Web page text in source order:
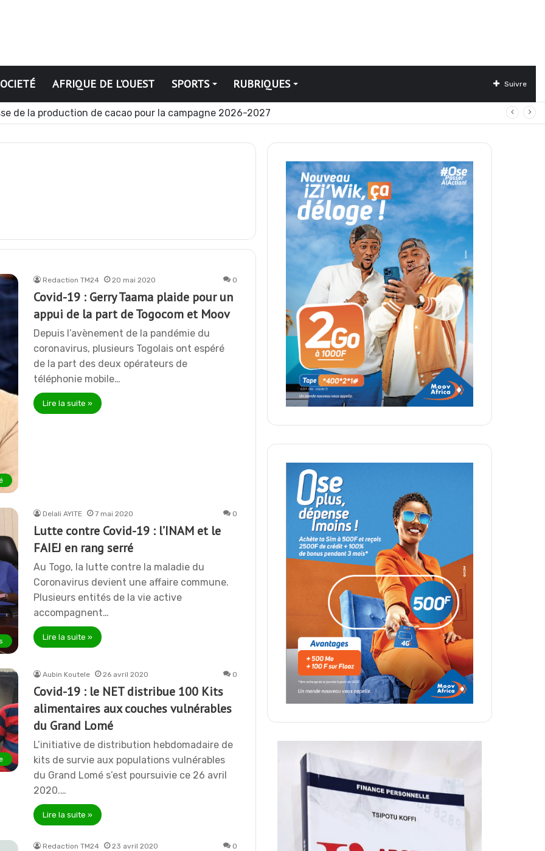
AFRIQUE DE L’OUEST SPORTS RUBRIQUES Suivre
de la production de cacao pour la campagne 2026-2027
Redaction TM24 20 mai 2020 0
Covid-19 : Gerry Taama plaide pour un
appui de la part de Togocom et Moov
Depuis l’avènement de la pandémie du
coronavirus, plusieurs Togolais ont espéré
de la part des deux opérateurs de
téléphonie mobile…
Lire la suite »
Delali AYITE 7 mai 2020 0
Lutte contre Covid-19 : l’INAM et le
FAIEJ en rang serré
Au Togo, la lutte contre la maladie du
Coronavirus devient une affaire commune.
Plusieurs entités de la vie active
accompagnent…
Lire la suite »
Aubin Koutele 26 avril 2020 0
Covid-19 : le NET distribue 100 Kits
alimentaires aux couches vulnérables
du Grand Lomé
L’initiative de distribution hebdomadaire de
kits de survie aux populations vulnérables
du Grand Lomé s’est poursuivie ce 26 avril
2020.…
Lire la suite »
Redaction TM24 23 avril 2020 0